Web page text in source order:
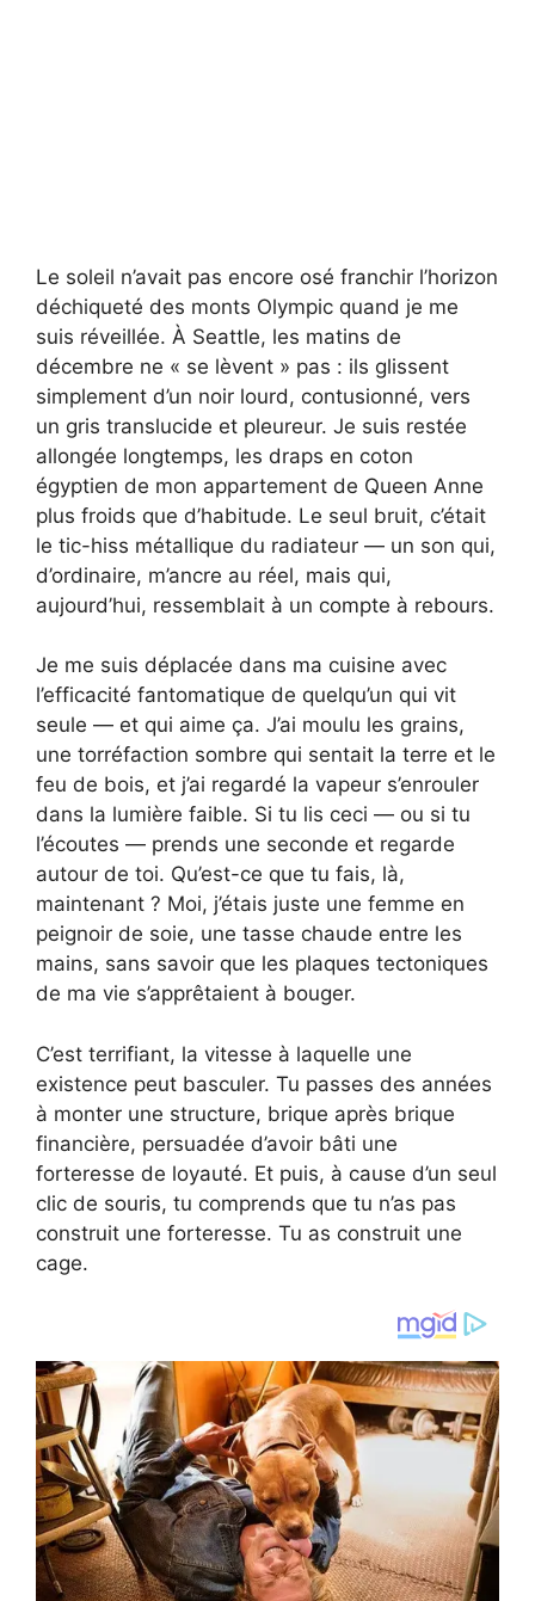
Le soleil n’avait pas encore osé franchir l’horizon
déchiqueté des monts Olympic quand je me
suis réveillée. À Seattle, les matins de
décembre ne « se lèvent » pas : ils glissent
simplement d’un noir lourd, contusionné, vers
un gris translucide et pleureur. Je suis restée
allongée longtemps, les draps en coton
égyptien de mon appartement de Queen Anne
plus froids que d’habitude. Le seul bruit, c’était
le tic-hiss métallique du radiateur — un son qui,
d’ordinaire, m’ancre au réel, mais qui,
aujourd’hui, ressemblait à un compte à rebours.
Je me suis déplacée dans ma cuisine avec
l’efficacité fantomatique de quelqu’un qui vit
seule — et qui aime ça. J’ai moulu les grains,
une torréfaction sombre qui sentait la terre et le
feu de bois, et j’ai regardé la vapeur s’enrouler
dans la lumière faible. Si tu lis ceci — ou si tu
l’écoutes — prends une seconde et regarde
autour de toi. Qu’est-ce que tu fais, là,
maintenant ? Moi, j’étais juste une femme en
peignoir de soie, une tasse chaude entre les
mains, sans savoir que les plaques tectoniques
de ma vie s’apprêtaient à bouger.
C’est terrifiant, la vitesse à laquelle une
existence peut basculer. Tu passes des années
à monter une structure, brique après brique
financière, persuadée d’avoir bâti une
forteresse de loyauté. Et puis, à cause d’un seul
clic de souris, tu comprends que tu n’as pas
construit une forteresse. Tu as construit une
cage.